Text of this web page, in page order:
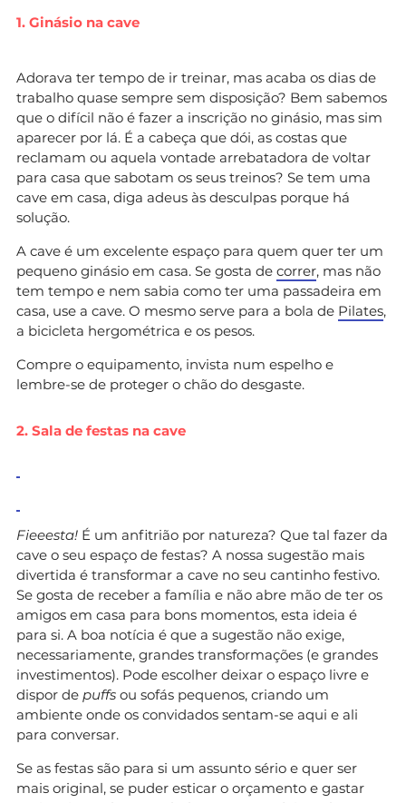
1. Ginásio na cave
Adorava ter tempo de ir treinar, mas acaba os dias de
trabalho quase sempre sem disposição? Bem sabemos
que o difícil não é fazer a inscrição no ginásio, mas sim
aparecer por lá. É a cabeça que dói, as costas que
reclamam ou aquela vontade arrebatadora de voltar
para casa que sabotam os seus treinos? Se tem uma
cave em casa, diga adeus às desculpas porque há
solução.
A cave é um excelente espaço para quem quer ter um
pequeno ginásio em casa. Se gosta de correr, mas não
tem tempo e nem sabia como ter uma passadeira em
casa, use a cave. O mesmo serve para a bola de Pilates,
a bicicleta hergométrica e os pesos.
Compre o equipamento, invista num espelho e
lembre-se de proteger o chão do desgaste.
2. Sala de festas na cave
Fieeesta! É um anfitrião por natureza? Que tal fazer da
cave o seu espaço de festas? A nossa sugestão mais
divertida é transformar a cave no seu cantinho festivo.
Se gosta de receber a família e não abre mão de ter os
amigos em casa para bons momentos, esta ideia é
para si. A boa notícia é que a sugestão não exige,
necessariamente, grandes transformações (e grandes
investimentos). Pode escolher deixar o espaço livre e
dispor de puffs ou sofás pequenos, criando um
ambiente onde os convidados sentam-se aqui e ali
para conversar.
Se as festas são para si um assunto sério e quer ser
mais original, se puder esticar o orçamento e gastar